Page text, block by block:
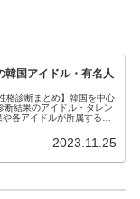
韓国アイドル・有名人
格診断まとめ】韓国を中心
断結果のアイドル・タレン
各アイドルが所属するグ
2023.11.25